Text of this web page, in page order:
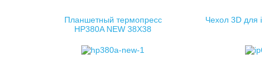
Планшетный термопресс
HP380A NEW 38X38
Чехол 3D для